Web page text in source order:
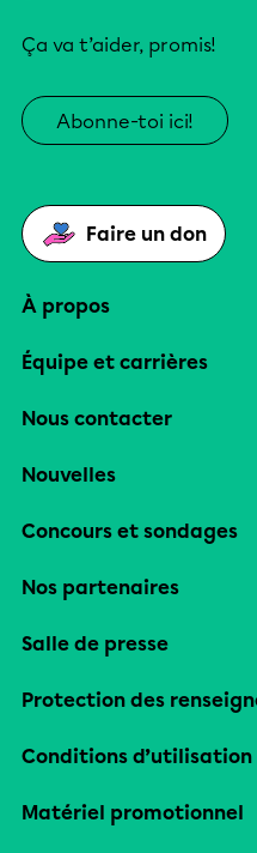
Ça va t’aider, promis!
Abonne-toi ici!
Faire un don
À propos
Équipe et carrières
Nous contacter
Nouvelles
Concours et sondages
Nos partenaires
Salle de presse
Protection des
Conditions d’utilisation
Matériel promotionnel